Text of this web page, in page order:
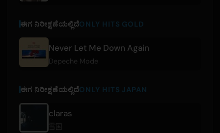
ಈಗ ನಿರೀಕ್ಷಣೆಯಲ್ಲಿದೆONLY HITS GOLD
Never Let Me Down Again
Depeche Mode
ಈಗ ನಿರೀಕ್ಷಣೆಯಲ್ಲಿದೆONLY HITS JAPAN
claras
雪国